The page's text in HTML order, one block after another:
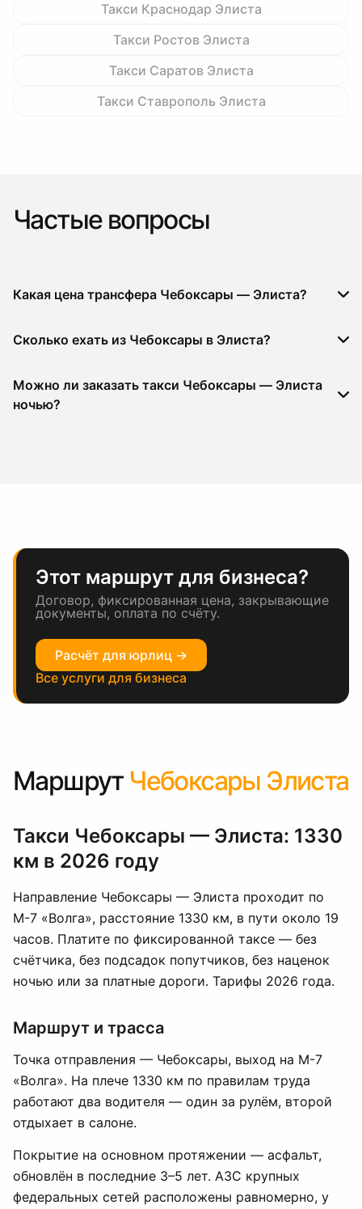
Такси Краснодар Элиста
Такси Ростов Элиста
Такси Саратов Элиста
Такси Ставрополь Элиста
Частые вопросы
Какая цена трансфера Чебоксары — Элиста?
Сколько ехать из Чебоксары в Элиста?
Можно ли заказать такси Чебоксары — Элиста
ночью?
Этот маршрут для бизнеса?
Договор, фиксированная цена, закрывающие
документы, оплата по счёту.
Расчёт для юрлиц →
Все услуги для бизнеса
Маршрут Чебоксары Элиста
Такси Чебоксары — Элиста: 1330
км в 2026 году
Направление Чебоксары — Элиста проходит по
М-7 «Волга», расстояние 1330 км, в пути около 19
часов. Платите по фиксированной таксе — без
счётчика, без подсадок попутчиков, без наценок
ночью или за платные дороги. Тарифы 2026 года.
Маршрут и трасса
Точка отправления — Чебоксары, выход на М-7
«Волга». На плече 1330 км по правилам труда
работают два водителя — один за рулём, второй
отдыхает в салоне.
Покрытие на основном протяжении — асфальт,
обновлён в последние 3–5 лет. АЗС крупных
федеральных сетей расположены равномерно, у